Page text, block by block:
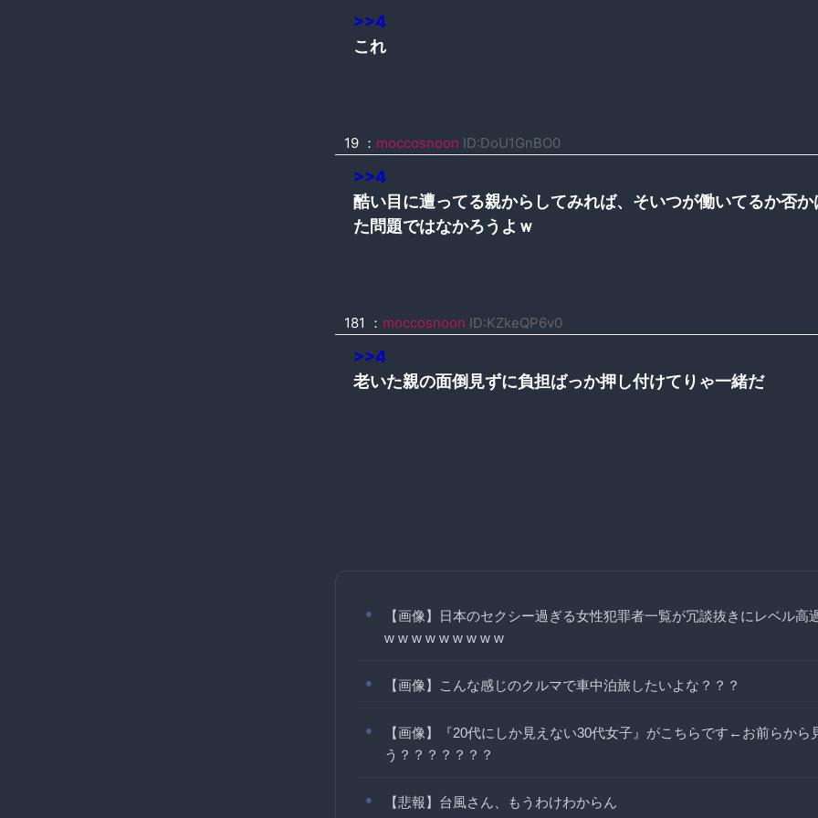
>>4
これ
19 ： moccosnoon ID:DoU1GnBO0
>>4
酷い目に遭ってる親からしてみれば、そいつが働いてるか否か
た問題ではなかろうよｗ
181 ： moccosnoon ID:KZkeQP6v0
>>4
老いた親の面倒見ずに負担ばっか押し付けてりゃ一緒だ
【画像】日本のセクシー過ぎる女性犯罪者一覧が冗談抜きにレベル高
w w w w w w w w w
【画像】こんな感じのクルマで車中泊旅したいよな？？？
【画像】『20代にしか見えない30代女子』がこちらです←お前らから
う？？？？？？？
【悲報】台風さん、もうわけわからん